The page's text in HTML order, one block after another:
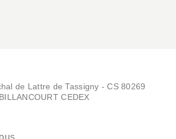
de Lattre de Tassigny - CS 80269
CEDEX